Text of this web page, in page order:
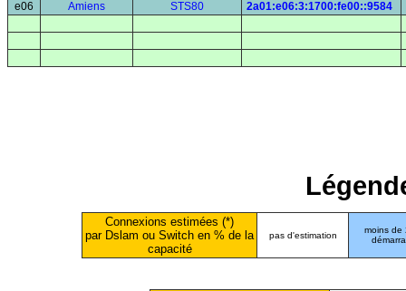
e06 Amiens STS80 2a01:e06:3:1700:fe00::9584
Connexions estimées (*)
par Dslam ou Switch en % de la
capacité
pas d'estimation
moins de